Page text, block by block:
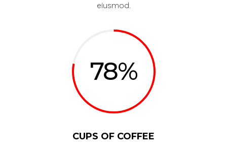
eiusmod.
78
CUPS OF COFFEE